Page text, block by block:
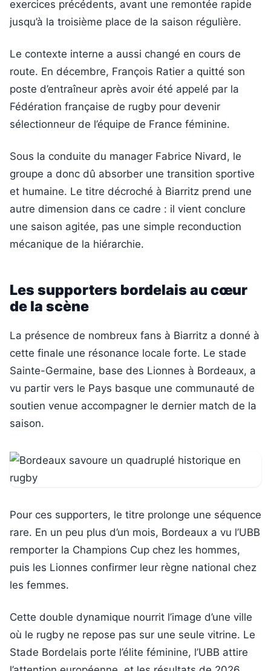
exercices précédents, avant une remontée rapide
jusqu’à la troisième place de la saison régulière.
Le contexte interne a aussi changé en cours de
route. En décembre, François Ratier a quitté son
poste d’entraîneur après avoir été appelé par la
Fédération française de rugby pour devenir
sélectionneur de l’équipe de France féminine.
Sous la conduite du manager Fabrice Nivard, le
groupe a donc dû absorber une transition sportive
et humaine. Le titre décroché à Biarritz prend une
autre dimension dans ce cadre : il vient conclure
une saison agitée, pas une simple reconduction
mécanique de la hiérarchie.
Les supporters bordelais au cœur
de la scène
La présence de nombreux fans à Biarritz a donné à
cette finale une résonance locale forte. Le stade
Sainte-Germaine, base des Lionnes à Bordeaux, a
vu partir vers le Pays basque une communauté de
soutien venue accompagner le dernier match de la
saison.
Pour ces supporters, le titre prolonge une séquence
rare. En un peu plus d’un mois, Bordeaux a vu l’UBB
remporter la Champions Cup chez les hommes,
puis les Lionnes confirmer leur règne national chez
les femmes.
Cette double dynamique nourrit l’image d’une ville
où le rugby ne repose pas sur une seule vitrine. Le
Stade Bordelais porte l’élite féminine, l’UBB attire